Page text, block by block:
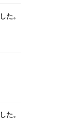
た。
た。